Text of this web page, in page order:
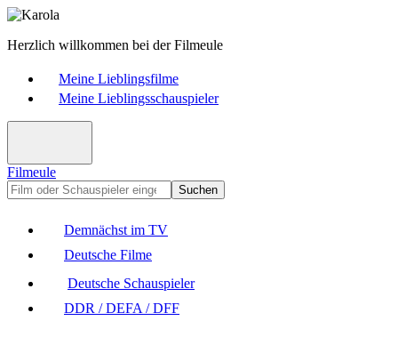
Herzlich willkommen bei der Filmeule
Meine Lieblingsfilme
Meine Lieblingsschauspieler
Filmeule
Suchen
Demnächst im TV
Deutsche Filme
Deutsche Schauspieler
DDR / DEFA / DFF